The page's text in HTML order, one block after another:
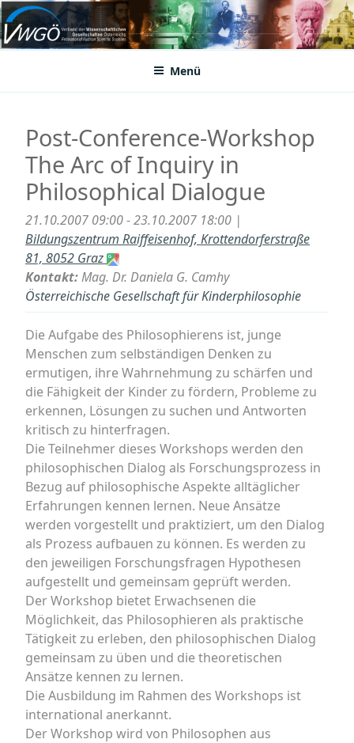
Zum
Inhalt
springenVWGÖ
Federation of Austrian Scientific Societies
Menü
Post-Conference-Workshop
The Arc of Inquiry in
Philosophical Dialogue
21.10.2007 09:00 - 23.10.2007 18:00 |
Bildungszentrum Raiffeisenhof, Krottendorferstraße
81, 8052 Graz
Kontakt:Mag. Dr. Daniela G. Camhy
Österreichische Gesellschaft für Kinderphilosophie
Die Aufgabe des Philosophierens ist, junge
Menschen zum selbständigen Denken zu
ermutigen, ihre Wahrnehmung zu schärfen und
die Fähigkeit der Kinder zu fördern, Probleme zu
erkennen, Lösungen zu suchen und Antworten
kritisch zu hinterfragen.
Die Teilnehmer dieses Workshops werden den
philosophischen Dialog als Forschungsprozess in
Bezug auf philosophische Aspekte alltäglicher
Erfahrungen kennen lernen. Neue Ansätze
werden vorgestellt und praktiziert, um den Dialog
als Prozess aufbauen zu können. Es werden zu
den jeweiligen Forschungsfragen Hypothesen
aufgestellt und gemeinsam geprüft werden.
Der Workshop bietet Erwachsenen die
Möglichkeit, das Philosophieren als praktische
Tätigkeit zu erleben, den philosophischen Dialog
gemeinsam zu üben und die theoretischen
Ansätze kennen zu lernen.
Die Ausbildung im Rahmen des Workshops ist
international anerkannt.
Der Workshop wird von Philosophen aus